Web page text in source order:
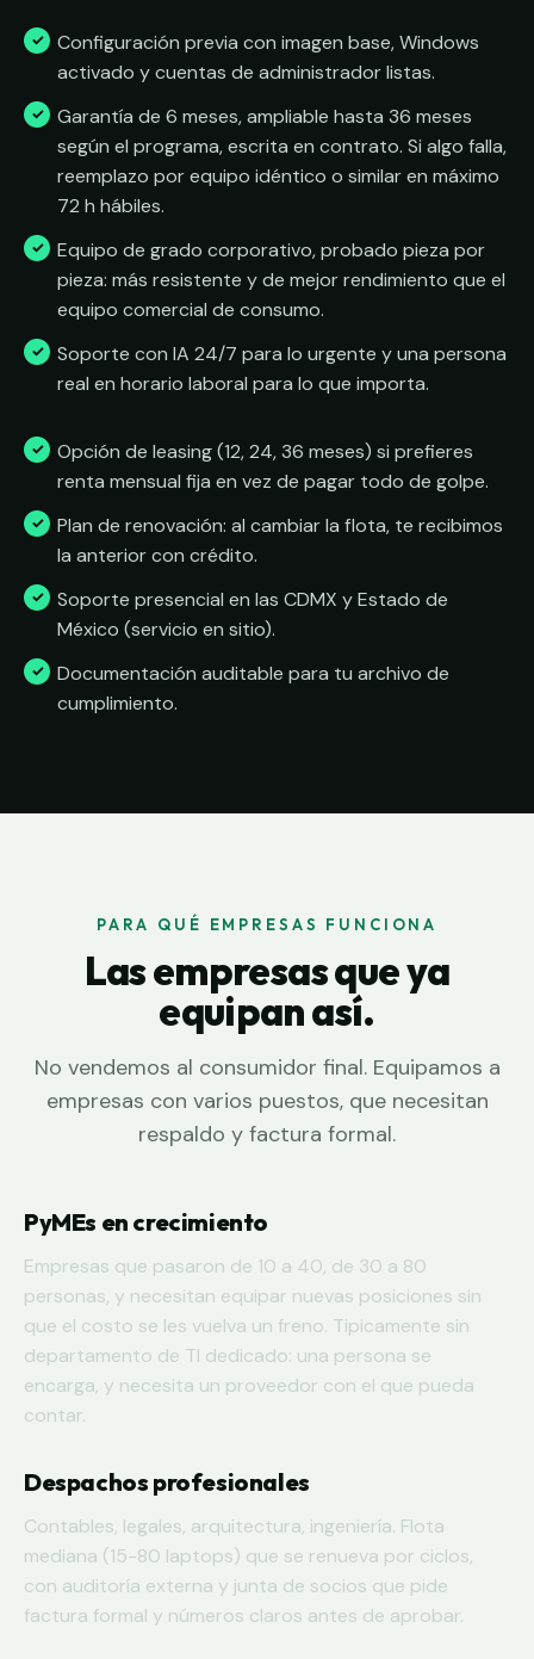
Configuración previa con imagen base, Windows
activado y cuentas de administrador listas.
Garantía de 6 meses, ampliable hasta 36 meses
según el programa, escrita en contrato. Si algo falla,
reemplazo por equipo idéntico o similar en máximo
72 h hábiles.
Equipo de grado corporativo, probado pieza por
pieza: más resistente y de mejor rendimiento que el
equipo comercial de consumo.
Soporte con IA 24/7 para lo urgente y una persona
real en horario laboral para lo que importa.
Opción de leasing (12, 24, 36 meses) si prefieres
renta mensual fija en vez de pagar todo de golpe.
Plan de renovación: al cambiar la flota, te recibimos
la anterior con crédito.
Soporte presencial en las CDMX y Estado de
México (servicio en sitio).
Documentación auditable para tu archivo de
cumplimiento.
PARA QUÉ EMPRESAS FUNCIONA
Las empresas que ya
equipan así.
No vendemos al consumidor final. Equipamos a
empresas con varios puestos, que necesitan
respaldo y factura formal.
PyMEs en crecimiento
Empresas que pasaron de 10 a 40, de 30 a 80
personas, y necesitan equipar nuevas posiciones sin
que el costo se les vuelva un freno. Tipicamente sin
departamento de TI dedicado: una persona se
encarga, y necesita un proveedor con el que pueda
contar.
Despachos profesionales
Contables, legales, arquitectura, ingeniería. Flota
mediana (15-80 laptops) que se renueva por ciclos,
con auditoría externa y junta de socios que pide
factura formal y números claros antes de aprobar.